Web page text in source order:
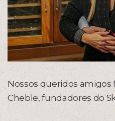
Nossos queridos amigos
Cheble, fundadores do